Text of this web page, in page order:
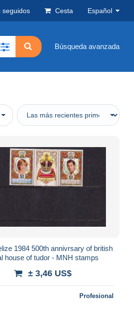
seguidos Cesta Español
Búsqueda avanzada
1984 500th annivrsary of british
house of tudor - MNH stamps
± 3,46 US$
Profesional